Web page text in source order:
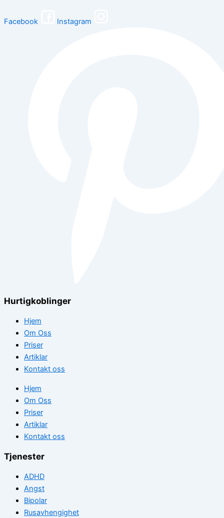
Facebook Instagram
Hurtigkoblinger
Hjem
Om Oss
Priser
Artiklar
Kontakt oss
Hjem
Om Oss
Priser
Artiklar
Kontakt oss
Tjenester
ADHD
Angst
Bipolar
Rusavhengighet